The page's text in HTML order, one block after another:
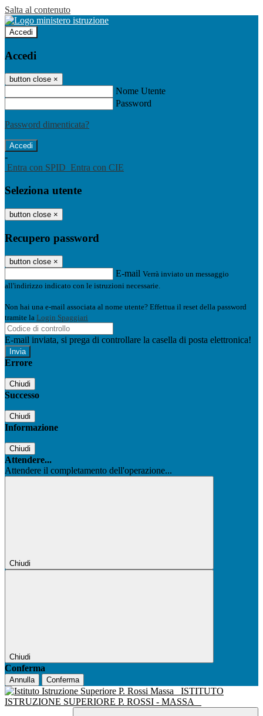
Salta al contenuto
Accedi
Accedi
button close ×
Nome Utente
Password
Password dimenticata?
-
Entra con SPID Entra con CIE
Seleziona utente
button close ×
Recupero password
button close ×
E-mail Verrà inviato un messaggio
all'indirizzo indicato con le istruzioni necessarie.
Non hai una e-mail associata al nome utente? Effettua il reset della password
tramite la Login Spaggiari
E-mail inviata, si prega di controllare la casella di posta elettronica!
Errore
Chiudi
Successo
Chiudi
Informazione
Chiudi
Attendere...
Attendere il completamento dell'operazione...
Chiudi
Chiudi
Conferma
Annulla Conferma
ISTITUTO
ISTRUZIONE SUPERIORE P. ROSSI - MASSA